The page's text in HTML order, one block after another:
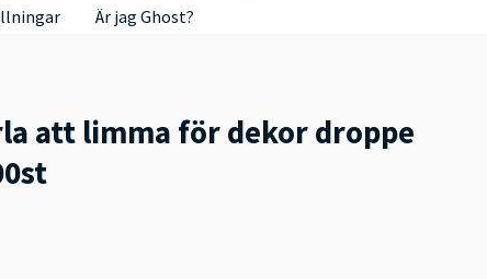
Är jag Ghost?
att limma för dekor droppe